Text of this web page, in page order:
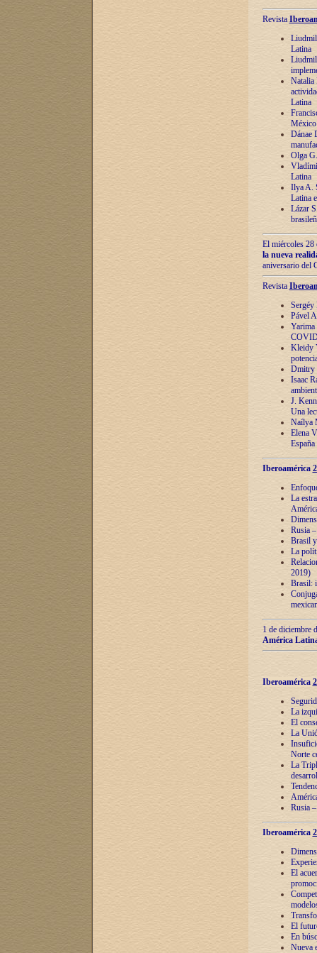
Revista
Latina
Natalia
Latina
México
Dánae
Olga
Latina
Ilya A.
Latina
Lázar
El miércoles 28
la nueva
aniversario del
Revista
Sergéy
Pável
Yarima
Kleidy
Dmitry
Isaac
J.
Una
Naílya
Elena
España
Iberoamérica
La
Rusia
Brasil
La
2019)
Brasil:
1 de diciembre
América
Iberoamérica
La
El
La
Norte
La
Rusia
Iberoamérica
El
El
En
Nueva